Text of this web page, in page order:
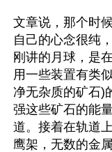
文章说，那个时
自己的心念很纯
刚讲的月球，是
用一些装置有类
净无杂质的矿石)
强这些矿石的能
道。接着在轨道
鹰架，无数的金